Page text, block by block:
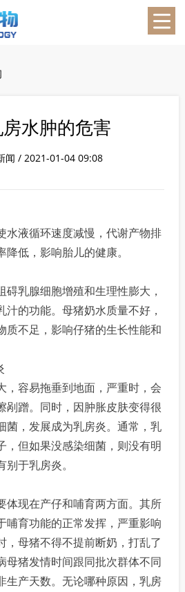
水肿的危害
闻 / 2021-01-04 09:08
水液循环速度减慢，代谢产物排
低，影响胎儿的健康。
碍乳腺细胞增殖和生理性膨大，
汁的功能。母猪奶水质量不好，
质不足，影响仔猪的生长性能和
，容易拖垂到地面，严重时，会
剐蹭。同时，因肿胀皮肤变得很
菌，发展成为乳房炎。通常，乳
，但如果没感染细菌，则没有明
于乳房炎。
体现在产仔和哺育两方面。其所
哺育功能的正常发挥，严重影响
，母猪不得不提前断奶，打乱了
母猪发情时间跟同批次群体不同
生产天数。无论哪种原因，乳房